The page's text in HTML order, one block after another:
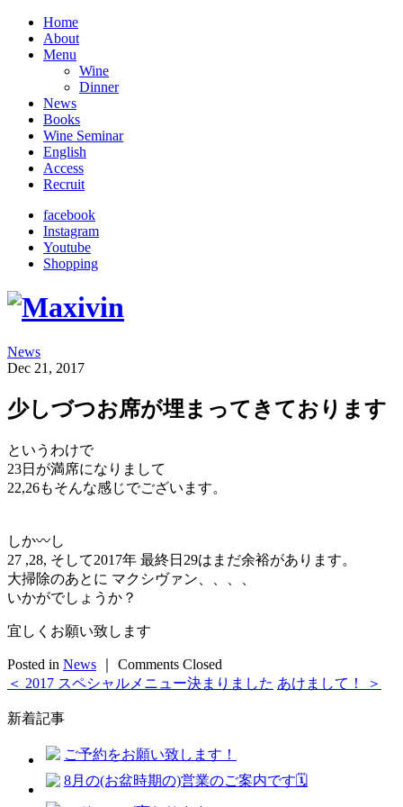
Home
About
Menu
Wine
Dinner
News
Books
Wine Seminar
English
Access
Recruit
facebook
Instagram
Youtube
Shopping
News
Dec 21, 2017
少しづつお席が埋まってきております
というわけで
23日が満席になりまして
22,26もそんな感じでございます。
しか〰︎し
27 ,28, そして2017年 最終日29はまだ余裕があります。
大掃除のあとに マクシヴァン、、、、
いかがでしょうか？
宜しくお願い致します
Posted in News
Comments Closed
＜ 2017 スペシャルメニュー決まりました あけまして！ ＞
新着記事
ご予約をお願い致します！
8月の(お盆時期の)営業のご案内です🗓️